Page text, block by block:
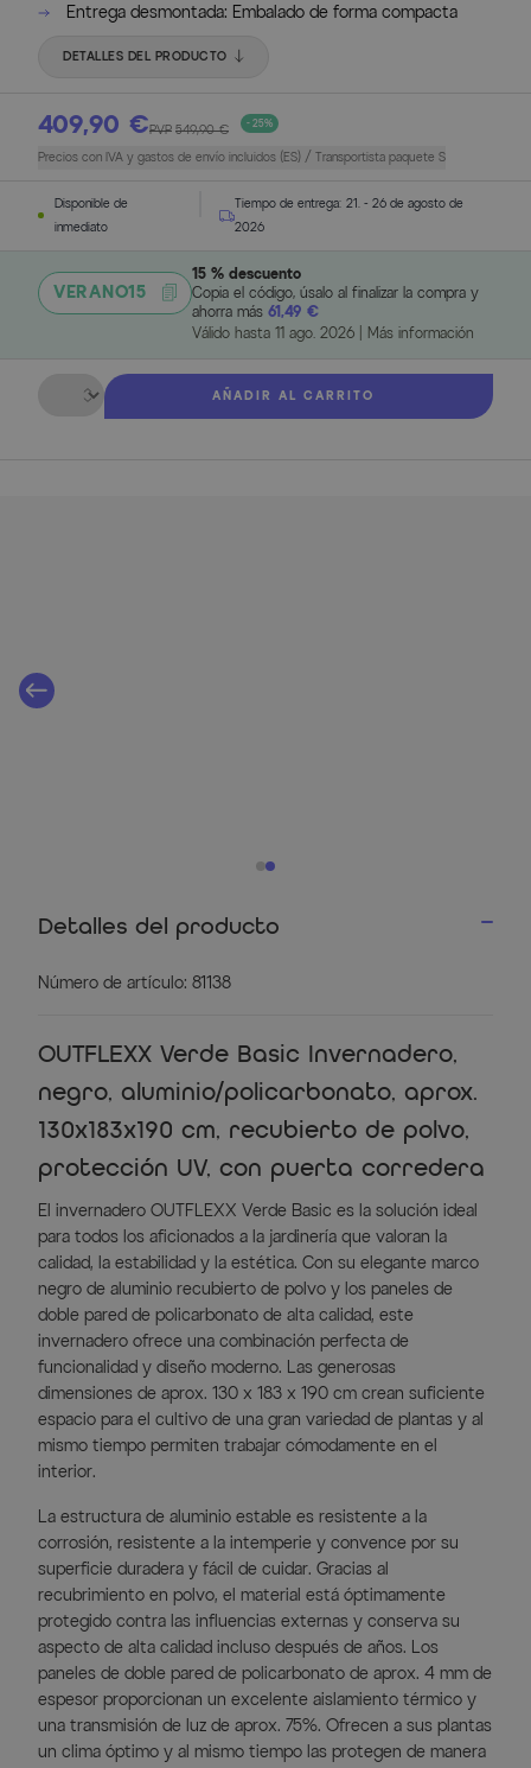
Entrega desmontada: Embalado de forma compacta
DETALLES DEL PRODUCTO
409,90 €PVP 549,90 € - 25%
Precios con IVA y gastos de envío incluidos (ES) / Transportista paquete S
Disponible de
inmediato
Tiempo de entrega: 21. - 26 de agosto de
2026
VERANO15
15 % descuento
Copia el código, úsalo al finalizar la compra y
ahorra más 61,49 €
Válido hasta 11 ago. 2026| Más información
Cantidad
AÑADIR AL CARRITO
Detalles del producto
Número de artículo: 81138
OUTFLEXX Verde Basic Invernadero,
negro, aluminio/policarbonato, aprox.
130x183x190 cm, recubierto de polvo,
protección UV, con puerta corredera
El invernadero OUTFLEXX Verde Basic es la solución ideal
para todos los aficionados a la jardinería que valoran la
calidad, la estabilidad y la estética. Con su elegante marco
negro de aluminio recubierto de polvo y los paneles de
doble pared de policarbonato de alta calidad, este
invernadero ofrece una combinación perfecta de
funcionalidad y diseño moderno. Las generosas
dimensiones de aprox. 130 x 183 x 190 cm crean suficiente
espacio para el cultivo de una gran variedad de plantas y al
mismo tiempo permiten trabajar cómodamente en el
interior.
La estructura de aluminio estable es resistente a la
corrosión, resistente a la intemperie y convence por su
superficie duradera y fácil de cuidar. Gracias al
recubrimiento en polvo, el material está óptimamente
protegido contra las influencias externas y conserva su
aspecto de alta calidad incluso después de años. Los
paneles de doble pared de policarbonato de aprox. 4 mm de
espesor proporcionan un excelente aislamiento térmico y
una transmisión de luz de aprox. 75%. Ofrecen a sus plantas
un clima óptimo y al mismo tiempo las protegen de manera